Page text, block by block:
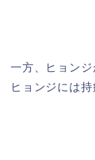
一方、ヒョンジ
ヒョンジには